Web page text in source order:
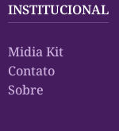
INSTITUCIONAL
Midia Kit
Contato
Sobre